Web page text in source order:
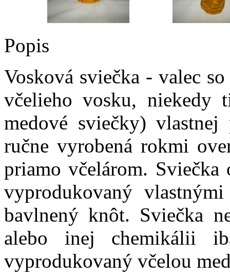
Popis
Vosková sviečka - valec
včelieho vosku, niekedy
medové sviečky) vlastnej
ručne vyrobená rokmi
priamo včelárom.
vyprodukovaný
bavlnený knôt. Sviečka
alebo inej chemikálii
vyprodukovaný včelou